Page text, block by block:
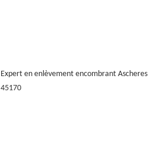
Expert en enlèvement encombrant
45170